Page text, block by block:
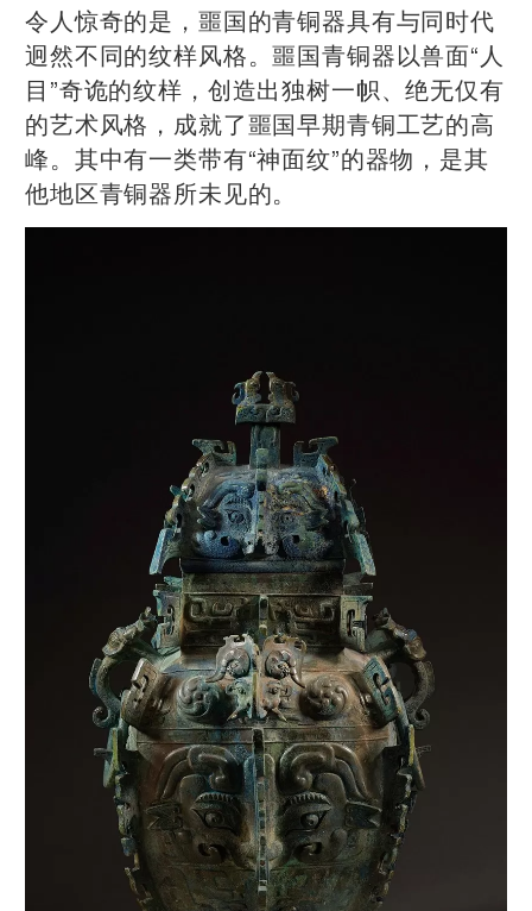
令人惊奇的是，噩国的青铜器具有与同时代
迥然不同的纹样风格。噩国青铜器以兽面“人
目”奇诡的纹样，创造出独树一帜、绝无仅有
的艺术风格，成就了噩国早期青铜工艺的高
峰。其中有一类带有“神面纹”的器物，是其
他地区青铜器所未见的。